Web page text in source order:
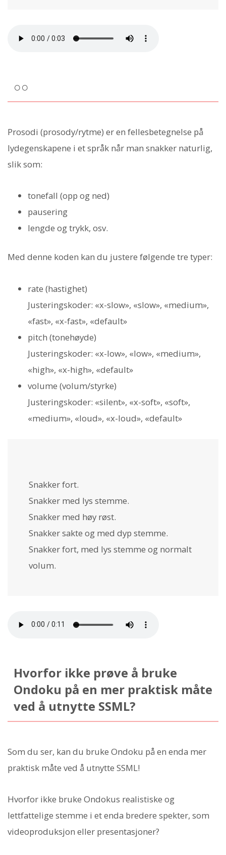
○○
Prosodi (prosody/rytme) er en fellesbetegnelse på
lydegenskapene i et språk når man snakker naturlig,
slik som:
tonefall (opp og ned)
pausering
lengde og trykk, osv.
Med denne koden kan du justere følgende tre typer:
rate (hastighet)
Justeringskoder: «x-slow», «slow», «medium»,
«fast», «x-fast», «default»
pitch (tonehøyde)
Justeringskoder: «x-low», «low», «medium»,
«high», «x-high», «default»
volume (volum/styrke)
Justeringskoder: «silent», «x-soft», «soft»,
«medium», «loud», «x-loud», «default»
Snakker fort.
Snakker med lys stemme.
Snakker med høy røst.
Snakker sakte og med dyp stemme.
Snakker fort, med lys stemme og normalt
volum.
Hvorfor ikke prøve å bruke
Ondoku på en mer praktisk måte
ved å utnytte SSML?
Som du ser, kan du bruke Ondoku på en enda mer
praktisk måte ved å utnytte SSML!
Hvorfor ikke bruke Ondokus realistiske og
lettfattelige stemme i et enda bredere spekter, som
videoproduksjon eller presentasjoner?